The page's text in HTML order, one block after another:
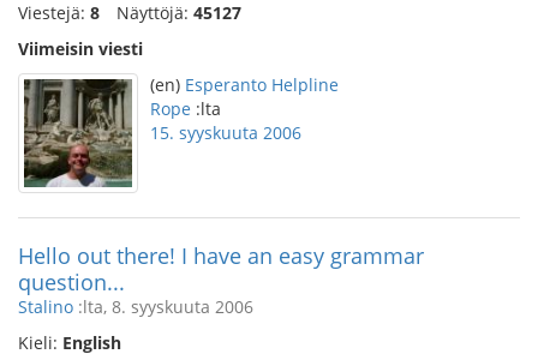
Viestejä: 8 Näyttöjä: 45127
Viimeisin viesti
(en) Esperanto Helpline
Rope :lta
15. syyskuuta 2006
Hello out there! I have an easy grammar
question...
Stalino :lta, 8. syyskuuta 2006
Kieli: English